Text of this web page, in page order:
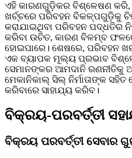
ଏହି କାରଣଗୁଡ଼ିକର ବିଶ୍ଳେଷଣ କରି,
ଖର୍ଚ୍ଚରେ ପରିବହନ ବିକଳ୍ପଗୁଡ଼ିକୁ
କରାଯାଇଥିବା ପରିବହନ ପଦ୍ଧତିର
କରିବା ଉଚିତ, କାରଣ ବିଳମ୍ବ
ହୋଇପାରେ। ଶେଷରେ, ପରିବହନ
ଏକ ବ୍ୟାପକ ମୂଲ୍ୟ ପ୍ରଭାବ
ସେମାନଙ୍କର ଆମଦାନି ରଣନୀତିକୁ
ମେକାନିକାଲ୍ ସିଲ୍ ନିର୍ମାତାଙ୍କ ସହିତ
କରିବାରେ ସାହାଯ୍ୟ କରିବ।
ବିକ୍ରୟ-ପରବର୍ତ୍ତୀ
ବିକ୍ରୟ ପରବର୍ତ୍ତୀ ସେବାର